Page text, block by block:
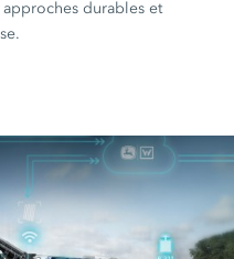
durables et